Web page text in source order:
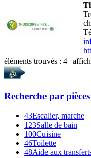
éléments trouvés : 4 |
Recherche par pièces
43Escalier, marche
123Salle de bain
100Cuisine
46Toilette
48Aide aux